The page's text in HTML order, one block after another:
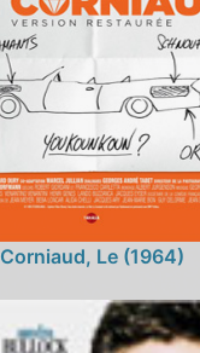
Corniaud, Le (1964)